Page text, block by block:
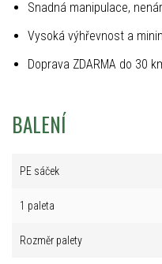
Snadná manipulace,
Vysoká výhřevnost a
Doprava ZDARMA do 30
BALENÍ
PE sáček
1 paleta
Rozměr palety